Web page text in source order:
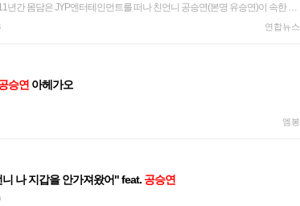
년간 몸담은 JYP엔터테인먼트를 떠나 친언니 공승연(본명 유승연)이 속한 배
먼트와 전속계약을 맺었다. 바로는 이날 보도자료를 통해 "다채로운 매력과 무
그는 트와이스 활동도 병행한다. 유정연은 사회관계망서비스(SNS)를 통해 "익
렵기도 했지만 저를 믿어준 멤버들과 '원스'(트와이스 팬덤명)가 있어 용기를 낼
를 옮겨 새로운 도전을 시작하게 됐지만 제 안의 가장 큰 중심인 트와이스는 지
'라이키'(LIKEY) 등 많은 히트곡을 냈다. tsl@yna.co.kr
연합뉴스
승연 아헤가오
엠봉
나 지갑을 안가져왔어" feat. 공승연